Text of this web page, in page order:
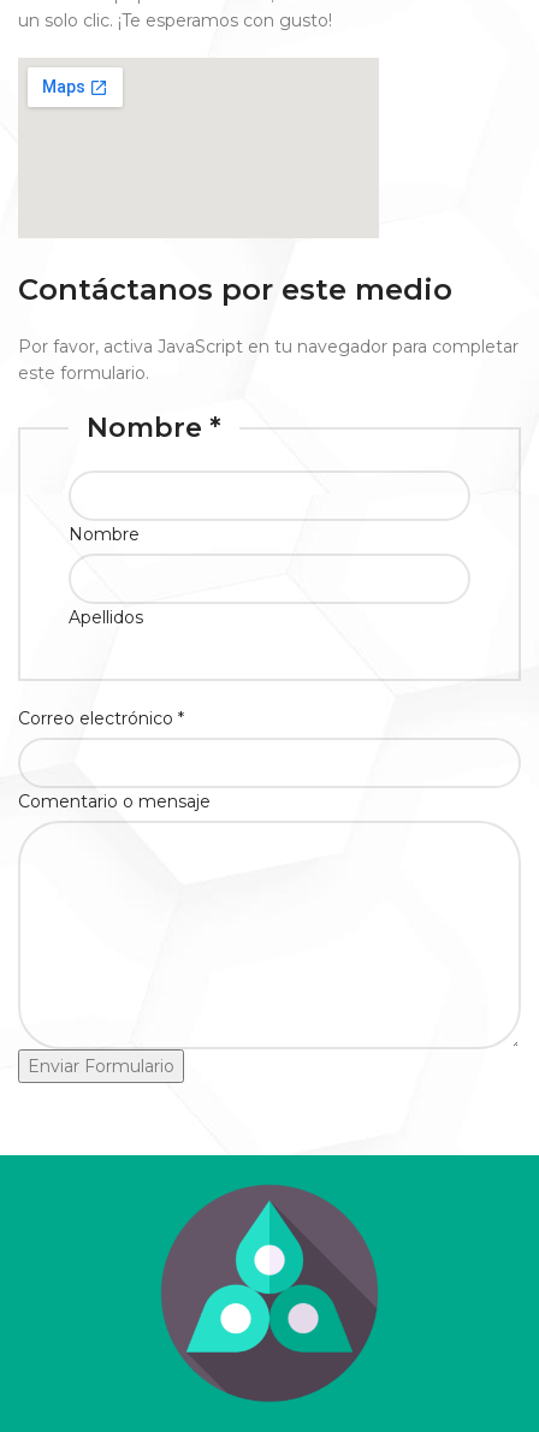
un solo clic. ¡Te esperamos con gusto!
Contáctanos por este medio
Por favor, activa JavaScript en tu navegador para completar
este formulario.
Nombre *
Nombre
Apellidos
Correo electrónico *
Comentario o mensaje
Enviar Formulario